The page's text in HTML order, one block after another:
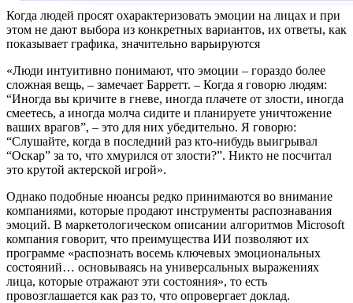
Когда людей просят охарактеризовать эмоции на лицах и при
этом не дают выбора из конкретных вариантов, их ответы, как
показывает графика, значительно варьируются
«Люди интуитивно понимают, что эмоции – гораздо более
сложная вещь, – замечает Барретт. – Когда я говорю людям:
“Иногда вы кричите в гневе, иногда плачете от злости, иногда
смеетесь, а иногда молча сидите и планируете уничтожение
ваших врагов”, – это для них убедительно. Я говорю:
“Слушайте, когда в последний раз кто-нибудь выигрывал
“Оскар” за то, что хмурился от злости?”. Никто не посчитал
это крутой актерской игрой».
Однако подобные нюансы редко принимаются во внимание
компаниями, которые продают инструменты распознавания
эмоций. В маркетологическом описании алгоритмов Microsoft
компания говорит, что преимущества ИИ позволяют их
программе «распознать восемь ключевых эмоциональных
состояний… основываясь на универсальных выражениях
лица, которые отражают эти состояния», то есть
провозглашается как раз то, что опровергает доклад.